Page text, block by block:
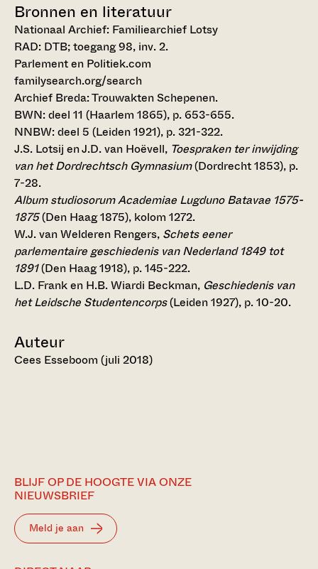
Bronnen en literatuur
Nationaal Archief: Familiearchief Lotsy
RAD: DTB; toegang 98, inv. 2.
Parlement en Politiek.com
familysearch.org/search
Archief Breda: Trouwakten Schepenen.
BWN: deel 11 (Haarlem 1865), p. 653-655.
NNBW: deel 5 (Leiden 1921), p. 321-322.
J.S. Lotsij en J.D. van Hoëvell, Toespraken ter inwijding
van het Dordrechtsch Gymnasium(Dordrecht 1853), p.
7-28.
Album studiosorum Academiae Lugduno Batavae 1575-
1875(Den Haag 1875), kolom 1272.
W.J. van Welderen Rengers, Schets eener
parlementaire geschiedenis van Nederland 1849 tot
1891(Den Haag 1918), p. 145-222.
L.D. Frank en H.B. Wiardi Beckman, Geschiedenis van
het Leidsche Studentencorps(Leiden 1927), p. 10-20.
Auteur
Cees Esseboom (juli 2018)
BLIJF OP DE HOOGTE VIA ONZE
NIEUWSBRIEF
Meld je aan